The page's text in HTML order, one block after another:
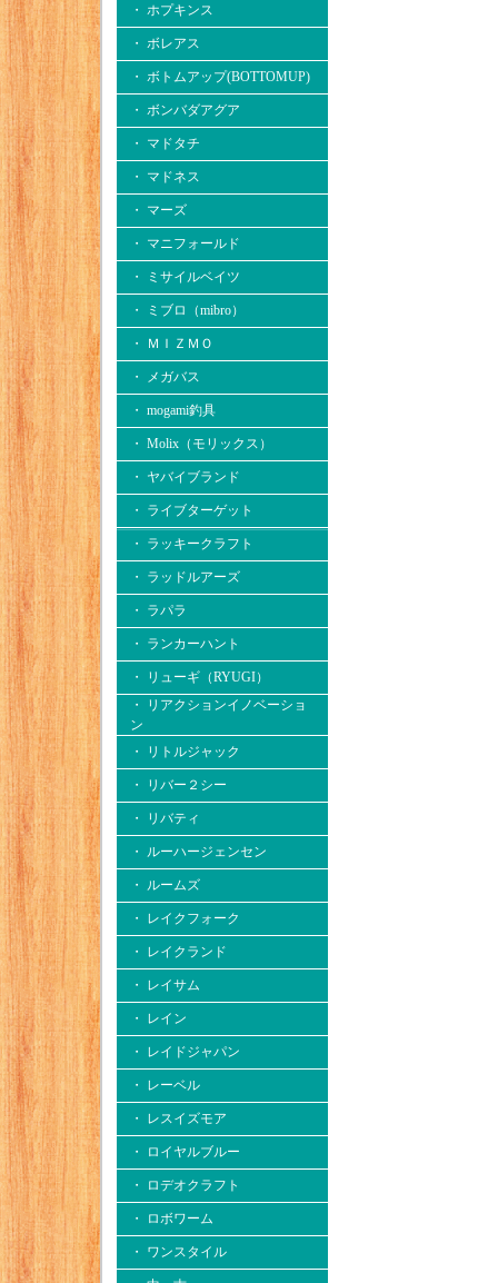
・ ホプキンス
・ ボレアス
・ ボトムアップ(BOTTOMUP)
・ ボンバダアグア
・ マドタチ
・ マドネス
・ マーズ
・ マニフォールド
・ ミサイルベイツ
・ ミブロ（mibro）
・ ＭＩＺＭＯ
・ メガバス
・ mogami釣具
・ Molix（モリックス）
・ ヤバイブランド
・ ライブターゲット
・ ラッキークラフト
・ ラッドルアーズ
・ ラパラ
・ ランカーハント
・ リューギ（RYUGI）
・ リアクションイノベーショ
ン
・ リトルジャック
・ リバー２シー
・ リバティ
・ ルーハージェンセン
・ ルームズ
・ レイクフォーク
・ レイクランド
・ レイサム
・ レイン
・ レイドジャパン
・ レーベル
・ レスイズモア
・ ロイヤルブルー
・ ロデオクラフト
・ ロボワーム
・ ワンスタイル